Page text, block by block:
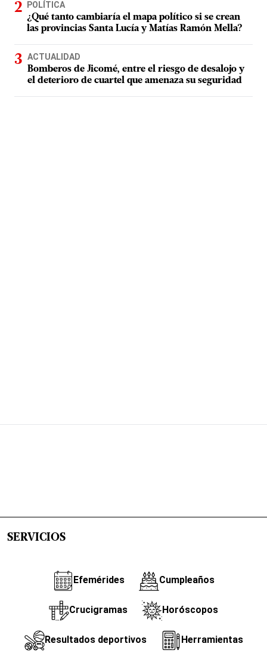
POLÍTICA
¿Qué tanto cambiaría el mapa político si se crean
las provincias Santa Lucía y Matías Ramón Mella?
ACTUALIDAD
Bomberos de Jicomé, entre el riesgo de desalojo y
el deterioro de cuartel que amenaza su seguridad
SERVICIOS
Efemérides Cumpleaños
Crucigramas Horóscopos
Resultados deportivos Herramientas